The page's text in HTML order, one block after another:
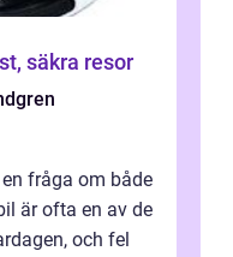
trygg last, säkra resor
fråga om både
är ofta en av de
och fel